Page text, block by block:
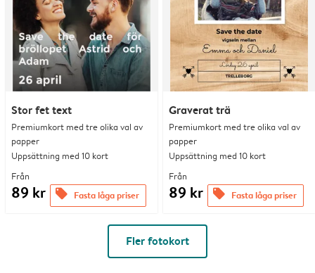
Stor fet text
Premiumkort med tre olika val av
papper
Uppsättning med 10 kort
Från
89 kr offers Fasta låga priser
Graverat trä
Premiumkort med tre olika val av
papper
Uppsättning med 10 kort
Från
89 kr offers Fasta låga priser
Fler fotokort